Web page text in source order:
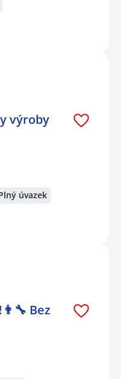
výroby
úvazek
Bez